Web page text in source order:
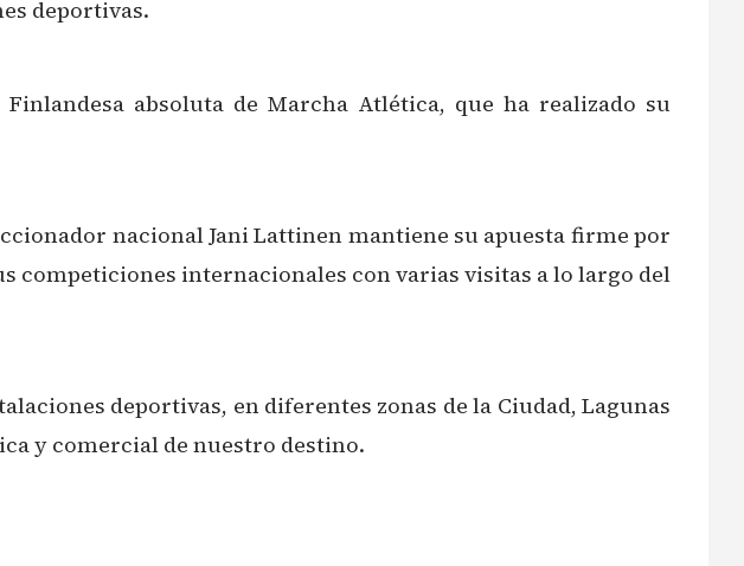
deportivas.
absoluta de Marcha Atlética, que ha realizado su
nacional Jani Lattinen mantiene su apuesta firme por
competiciones internacionales con varias visitas a lo largo del
deportivas, en diferentes zonas de la Ciudad, Lagunas
y comercial de nuestro destino.